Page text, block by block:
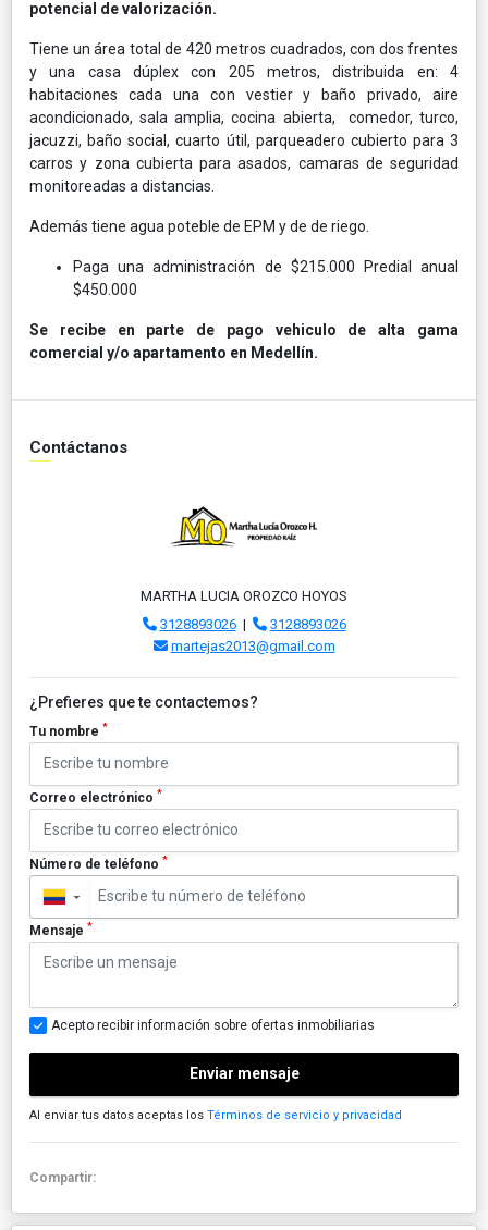
potencial de valorización.
Tiene un área total de 420 metros cuadrados, con dos frentes
y una casa dúplex con 205 metros, distribuida en: 4
habitaciones cada una con vestier y baño privado, aire
acondicionado, sala amplia, cocina abierta, comedor, turco,
jacuzzi, baño social, cuarto útil, parqueadero cubierto para 3
carros y zona cubierta para asados, camaras de seguridad
monitoreadas a distancias.
Además tiene agua poteble de EPM y de de riego.
Paga una administración de $215.000 Predial anual
$450.000
Se recibe en parte de pago vehiculo de alta gama
comercial y/o apartamento en Medellín.
Contáctanos
MARTHA LUCIA OROZCO HOYOS
3128893026|
3128893026
martejas2013@gmail.com
¿Prefieres que te contactemos?
Tu nombre *
Correo electrónico *
Número de teléfono *
▼
Mensaje *
Acepto recibir información sobre ofertas inmobiliarias
Enviar mensaje
Al enviar tus datos aceptas los Términos de servicio y privacidad
Compartir: